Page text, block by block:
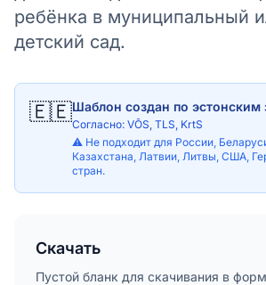
ребёнка в муниципальный
детский сад.
🇪🇪Шаблон создан по эстонским
Согласно: VÕS, TLS, KrtS
⚠️ Не подходит для России,
Казахстана, Латвии, Литвы, США,
стран.
Скачать
Пустой бланк для скачивания в